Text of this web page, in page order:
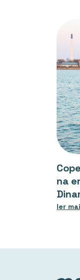
na
ler